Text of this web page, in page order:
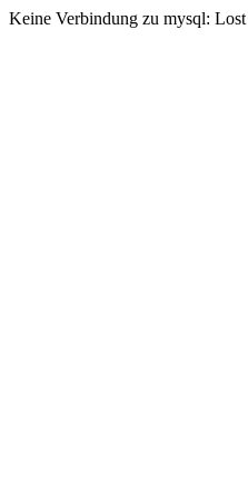
Keine Verbindung zu mysql: